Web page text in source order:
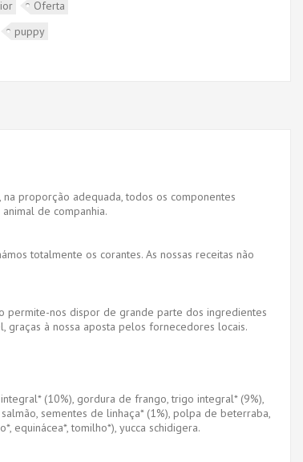
Oferta
puppy
proporção adequada, todos os componentes
de companhia.
totalmente os corantes. As nossas receitas não
permite-nos dispor de grande parte dos ingredientes
graças à nossa aposta pelos fornecedores locais.
(10%), gordura de frango, trigo integral* (9%),
sementes de linhaça* (1%), polpa de beterraba,
equinácea*, tomilho*), yucca schidigera.